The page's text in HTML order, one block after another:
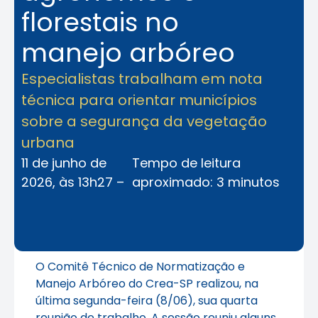
florestais no
manejo arbóreo
Especialistas trabalham em nota
técnica para orientar municípios
sobre a segurança da vegetação
urbana
11 de junho de
2026, às 13h27 –
Tempo de leitura
aproximado: 3 minutos
O Comitê Técnico de Normatização e
Manejo Arbóreo do Crea-SP realizou, na
última segunda-feira (8/06), sua quarta